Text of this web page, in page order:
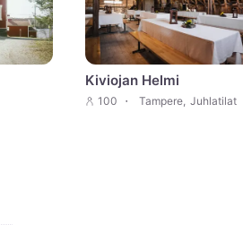
Kiviojan Helmi
100 Tampere, Juhlatilat